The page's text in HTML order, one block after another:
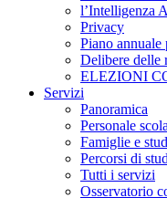
l’Intelligenza
Privacy
Piano annuale
Delibere delle
ELEZIONI
Servizi
Panoramica
Personale
Famiglie e
Percorsi di
Tutti i servizi
Osservatorio